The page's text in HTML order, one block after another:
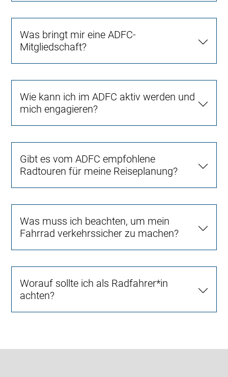
Was bringt mir eine ADFC-
Mitgliedschaft?
Wie kann ich im ADFC aktiv werden und
mich engagieren?
Gibt es vom ADFC empfohlene
Radtouren für meine Reiseplanung?
Was muss ich beachten, um mein
Fahrrad verkehrssicher zu machen?
Worauf sollte ich als Radfahrer*in
achten?